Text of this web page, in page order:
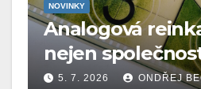
NOVINKY
Analogová
nejen
5. 7. 2026 ONDŘEJ